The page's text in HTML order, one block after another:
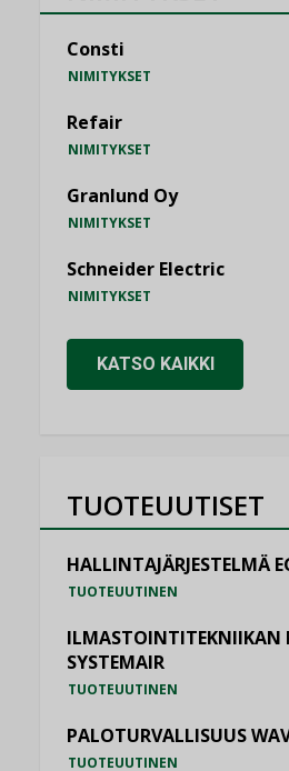
Consti
NIMITYKSET
Refair
NIMITYKSET
Granlund Oy
NIMITYKSET
Schneider Electric
NIMITYKSET
KATSO KAIKKI
TUOTEUUTISET
HALLINTAJÄRJESTELMÄ
TUOTEUUTINEN
ILMASTOINTITEKNIIKAN
SYSTEMAIR
TUOTEUUTINEN
PALOTURVALLISUUS
TUOTEUUTINEN